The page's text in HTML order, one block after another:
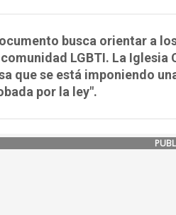
busca orientar a
LGBTI. La
que se está imponiendo
por la ley".